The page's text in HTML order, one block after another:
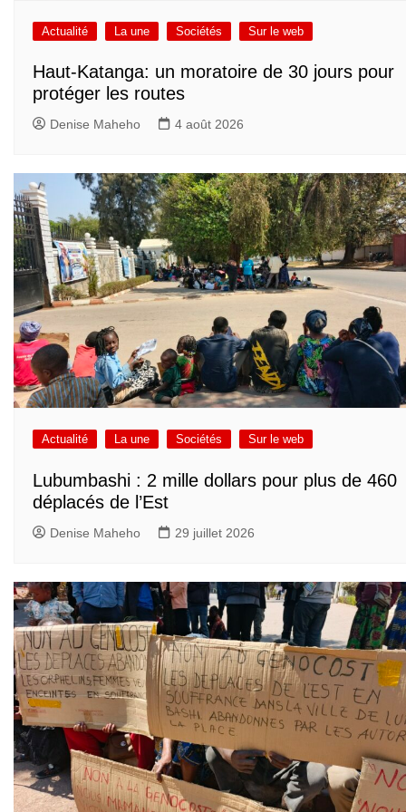
Actualité La une Sociétés Sur le web
Haut-Katanga: un moratoire de 30 jours pour
protéger les routes
Denise Maheho 4 août 2026
Actualité La une Sociétés Sur le web
Lubumbashi : 2 mille dollars pour plus de 460
déplacés de l’Est
Denise Maheho 29 juillet 2026